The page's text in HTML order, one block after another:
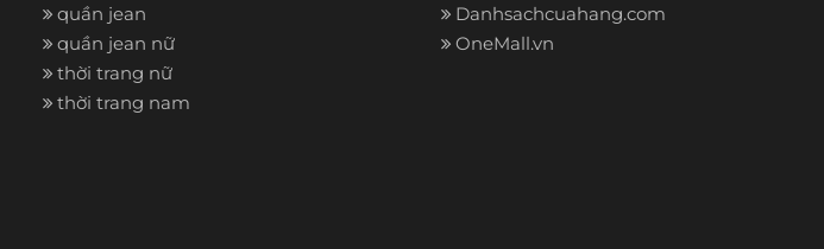
quần jean
quần jean nữ
thời trang nữ
thời trang nam
Danhsachcuahang.com
OneMall.vn